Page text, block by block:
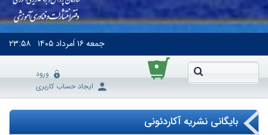
جمعه۱۶ اَمرداد ۱۴۰۵ ۲۳:۵۸
۰
ورود
ایجاد حساب کاربری
بایگانی نشریه آکاردئونی